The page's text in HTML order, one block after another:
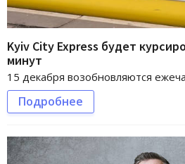
Kyiv City Express будет
минут
15 декабря возобновляются
Подробнее